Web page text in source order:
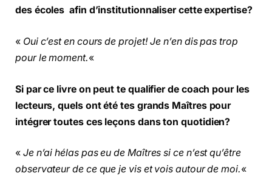
des écoles afin d’institutionnaliser cette expertise?
« Oui c’est en cours de projet! Je n’en dis pas trop
pour le moment.«
Si par ce livre on peut te qualifier de coach pour les
lecteurs, quels ont été tes grands Maîtres pour
intégrer toutes ces leçons dans ton quotidien?
« Je n’ai hélas pas eu de Maîtres si ce n’est qu’être
observateur de ce que je vis et vois autour de moi.«